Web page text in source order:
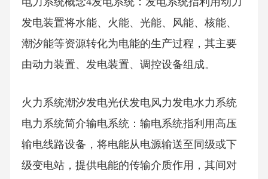
发电装置将水能、火能、光能、风能、核能、
潮汐能等资源转化为电能的生产过程，其主要
由动力装置、发电装置、调控设备组成。
火力系统潮汐发电光伏发电风力发电水力系统
电力系统简介输电系统：输电系统指利用高压
输电线路设备，将电能从电源输送至同级或下
级变电站，提供电能的传输介质作用，其间对